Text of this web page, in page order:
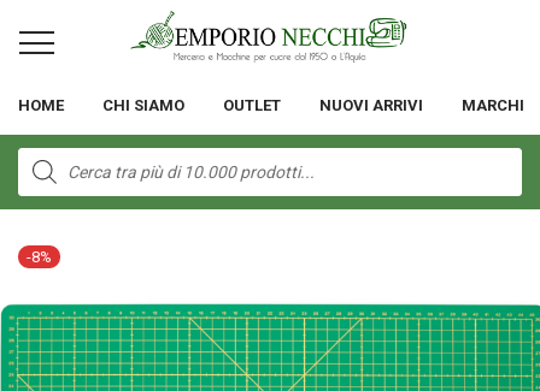
HOME CHI SIAMO OUTLET NUOVI ARRIVI MARCHI
Products
search
-8%